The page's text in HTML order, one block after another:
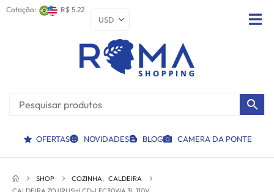
Cotação: R$ 5.22
OFERTAS NOVIDADES BLOG CAMERA DA PONTE
SHOP COZINHA, CALDEIRA